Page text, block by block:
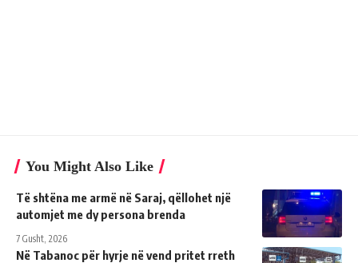
You Might Also Like
Të shtëna me armë në Saraj, qëllohet një
automjet me dy persona brenda
7 Gusht, 2026
Në Tabanoc për hyrje në vend pritet rreth